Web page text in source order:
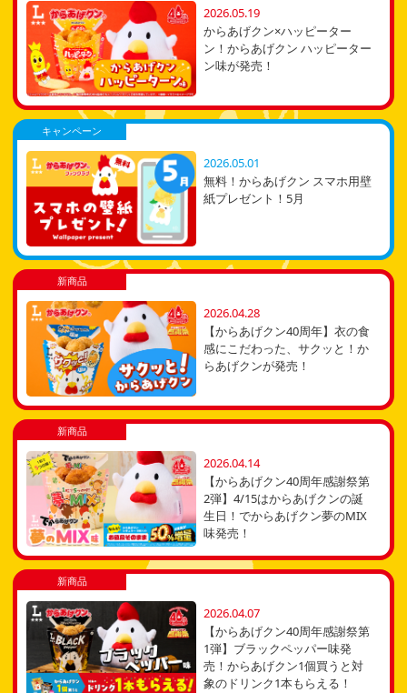
2026.05.19
からあげクン×ハッピーター
ン！からあげクン ハッピーター
ン味が発売！
キャンペーン
2026.05.01
無料！からあげクン スマホ用壁
紙プレゼント！5月
新商品
2026.04.28
【からあげクン40周年】衣の食
感にこだわった、サクッと！か
らあげクンが発売！
新商品
2026.04.14
【からあげクン40周年感謝祭第
2弾】4/15はからあげクンの誕
生日！でからあげクン夢のMIX
味発売！
新商品
2026.04.07
【からあげクン40周年感謝祭第
1弾】ブラックペッパー味発
売！からあげクン1個買うと対
象のドリンク1本もらえる！